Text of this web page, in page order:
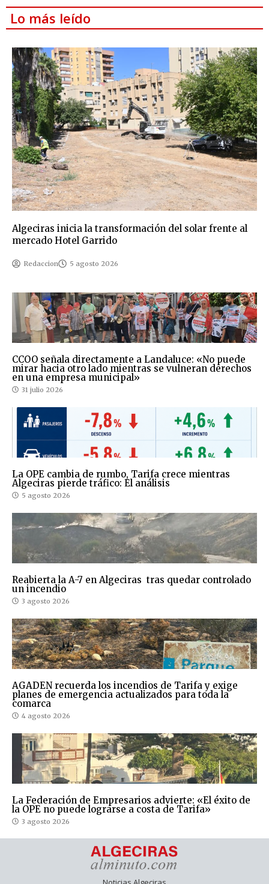
Lo más leído
Algeciras inicia la transformación del solar frente al
mercado Hotel Garrido
Redaccion 5 agosto 2026
CCOO señala directamente a Landaluce: «No puede
mirar hacia otro lado mientras se vulneran derechos
en una empresa municipal»
31 julio 2026
La OPE cambia de rumbo, Tarifa crece mientras
Algeciras pierde tráfico: El análisis
5 agosto 2026
Reabierta la A-7 en Algeciras tras quedar controlado
un incendio
3 agosto 2026
AGADEN recuerda los incendios de Tarifa y exige
planes de emergencia actualizados para toda la
comarca
4 agosto 2026
La Federación de Empresarios advierte: «El éxito de
la OPE no puede lograrse a costa de Tarifa»
3 agosto 2026